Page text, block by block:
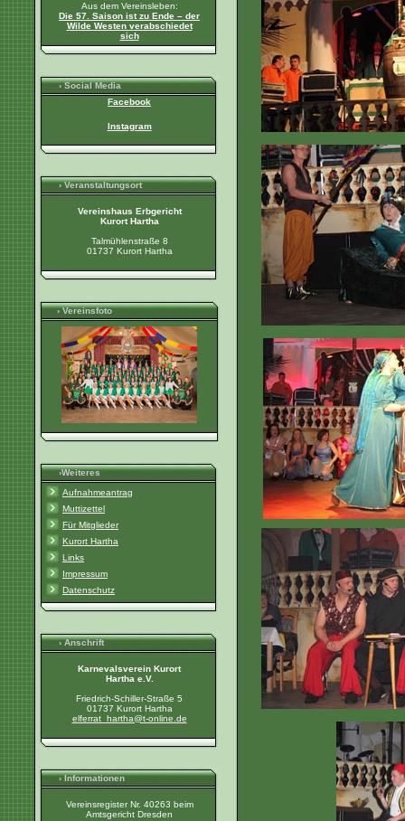
Aus dem Vereinsleben:
Die 57. Saison ist zu Ende – der
Wilde Westen verabschiedet
sich
› Social Media
Facebook
Instagram
› Veranstaltungsort
Vereinshaus Erbgericht
Kurort Hartha
Talmühlenstraße 8
01737 Kurort Hartha
› Vereinsfoto
›Weiteres
Aufnahmeantrag
Muttizettel
Für Mitglieder
Kurort Hartha
Links
Impressum
Datenschutz
› Anschrift
Karnevalsverein Kurort
Hartha e.V.
Friedrich-Schiller-Straße 5
01737 Kurort Hartha
elferrat_hartha@t-online.de
› Informationen
Vereinsregister Nr. 40263 beim
Amtsgericht Dresden